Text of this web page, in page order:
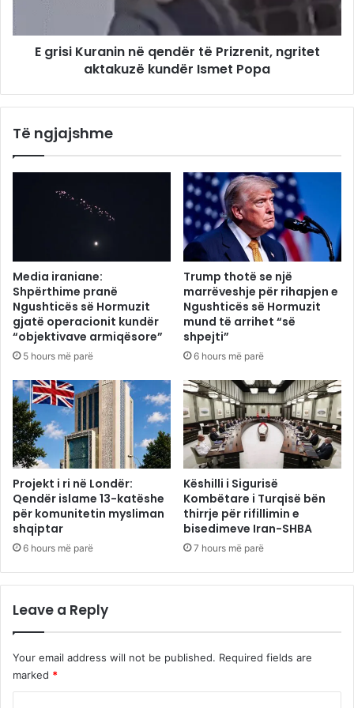
E grisi Kuranin në qendër të Prizrenit, ngritet
aktakuzë kundër Ismet Popa
Të ngjajshme
Media iraniane:
Shpërthime pranë
Ngushticës së Hormuzit
gjatë operacionit kundër
“objektivave armiqësore”
5 hours më parë
Trump thotë se një
marrëveshje për rihapjen e
Ngushticës së Hormuzit
mund të arrihet “së
shpejti”
6 hours më parë
Projekt i ri në Londër:
Qendër islame 13-katëshe
për komunitetin mysliman
shqiptar
6 hours më parë
Këshilli i Sigurisë
Kombëtare i Turqisë bën
thirrje për rifillimin e
bisedimeve Iran-SHBA
7 hours më parë
Leave a Reply
Your email address will not be published. Required fields are
marked *